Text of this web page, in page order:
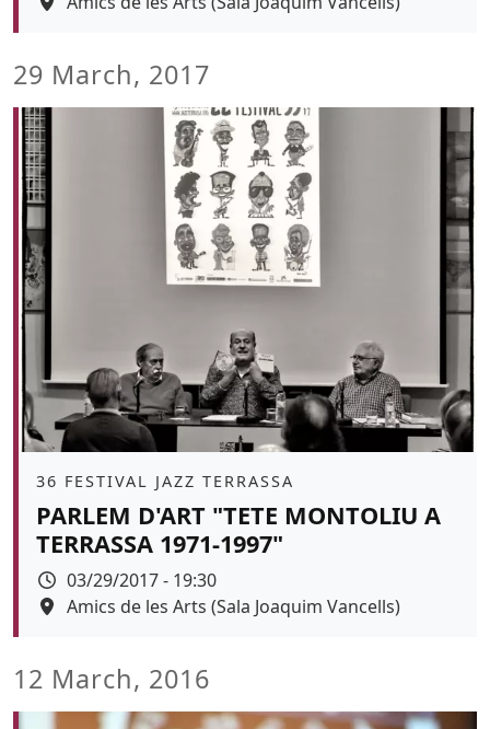
29 March, 2017
Àmbit
36 FESTIVAL JAZZ TERRASSA
PARLEM D'ART "TETE MONTOLIU A
TERRASSA 1971-1997"
Data
03/29/2017 - 19:30
Espai
Amics de les Arts (Sala Joaquim Vancells)
12 March, 2016